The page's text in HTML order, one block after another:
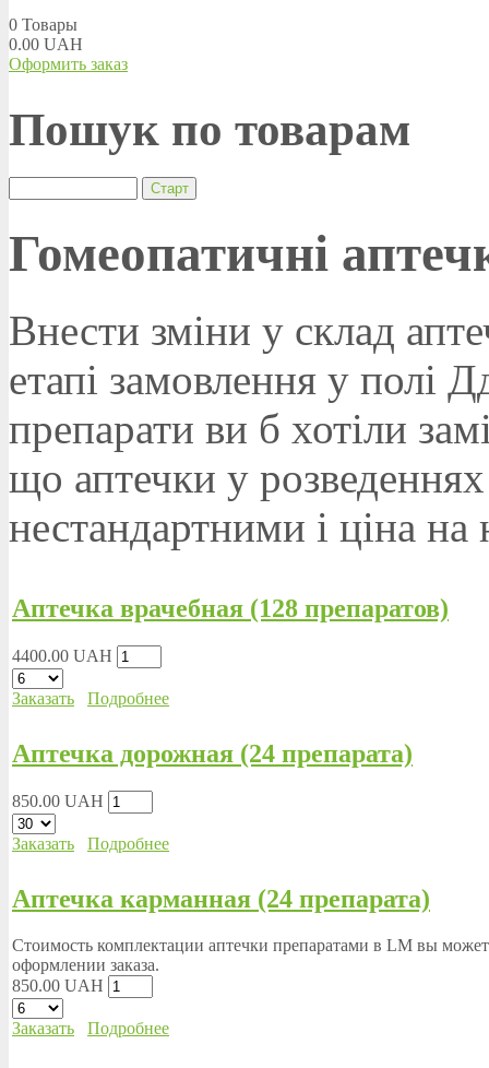
0 Товары
0.00 UAH
Оформить заказ
Пошук по товарам
Гомеопатичні
Внести зміни у склад
етапі замовлення у полі
препарати ви б хотіли
що аптечки у
нестандартними і ціна
Аптечка врачебная (128 препаратов)
4400.00 UAH
Заказать Подробнее
Аптечка дорожная (24 препарата)
850.00 UAH
Заказать Подробнее
Аптечка карманная (24 препарата)
Стоимость комплектации аптечки препаратами в LM вы
оформлении заказа.
850.00 UAH
Заказать Подробнее